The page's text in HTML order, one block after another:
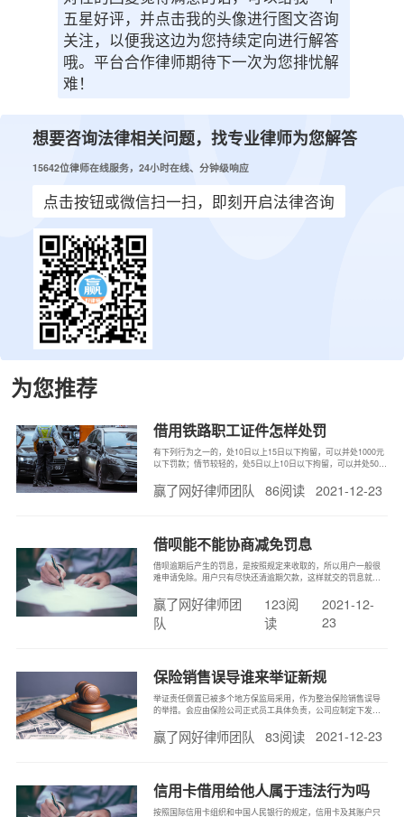
五星好评，并点击我的头像进行图文咨询
关注，以便我这边为您持续定向进行解答
哦。平台合作律师期待下一次为您排忧解
难！
想要咨询法律相关问题，找专业律师为您解答
15642位律师在线服务，24小时在线、分钟级响应
点击按钮或微信扫一扫，即刻开启法律咨询
为您推荐
借用铁路职工证件怎样处罚
有下列行为之一的，处10日以上15日以下拘留，可以并处1000元
以下罚款；情节较轻的，处5日以上10日以下拘留，可以并处500
事业单位或者其他组织的公文、证件、证明文件、印章的。
赢了网好律师团队 86阅读 2021-12-23
借呗能不能协商减免罚息
借呗逾期后产生的罚息，是按照规定来收取的，所以用户一般很
难申请免除。用户只有尽快还清逾期欠款，这样就交的罚息就会
到用户将欠款全部还清为止。而借呗逾期的罚息是按照正常约定
利率的1.5倍来计收的，其计算公式就是：逾期罚息=逾期账单金
额（逾期本金+利
赢了网好律师团
队
123阅
读
2021-12-
23
保险销售误导谁来举证新规
举证责任倒置已被多个地方保监局采用，作为整治保险销售误导
的举措。会应由保险公司正式员工具体负责，公司应制定下发说
参会对象，尽量避免邀请弱势群体或其他不适合人群。产品说明
会应全程录音，并采取必要技术手段保证录音质量，确保录音资
赢了网好律师团队 83阅读 2021-12-23
信用卡借用给他人属于违法行为吗
按照国际信用卡组织和中国人民银行的规定，信用卡及其账户只